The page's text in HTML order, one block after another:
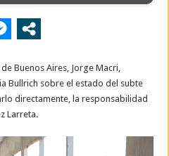
Buenos Aires, Jorge Macri,
Bullrich sobre el estado del subte
directamente, la responsabilidad
Larreta.